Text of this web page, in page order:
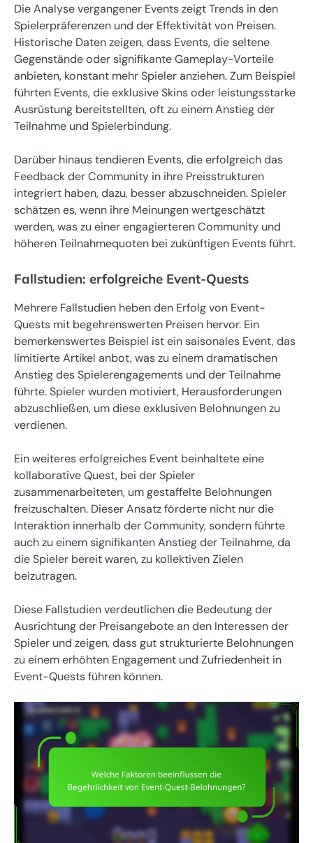
Die Analyse vergangener Events zeigt Trends in den
Spielerpräferenzen und der Effektivität von Preisen.
Historische Daten zeigen, dass Events, die seltene
Gegenstände oder signifikante Gameplay-Vorteile
anbieten, konstant mehr Spieler anziehen. Zum Beispiel
führten Events, die exklusive Skins oder leistungsstarke
Ausrüstung bereitstellten, oft zu einem Anstieg der
Teilnahme und Spielerbindung.
Darüber hinaus tendieren Events, die erfolgreich das
Feedback der Community in ihre Preisstrukturen
integriert haben, dazu, besser abzuschneiden. Spieler
schätzen es, wenn ihre Meinungen wertgeschätzt
werden, was zu einer engagierteren Community und
höheren Teilnahmequoten bei zukünftigen Events führt.
Fallstudien: erfolgreiche Event-Quests
Mehrere Fallstudien heben den Erfolg von Event-
Quests mit begehrenswerten Preisen hervor. Ein
bemerkenswertes Beispiel ist ein saisonales Event, das
limitierte Artikel anbot, was zu einem dramatischen
Anstieg des Spielerengagements und der Teilnahme
führte. Spieler wurden motiviert, Herausforderungen
abzuschließen, um diese exklusiven Belohnungen zu
verdienen.
Ein weiteres erfolgreiches Event beinhaltete eine
kollaborative Quest, bei der Spieler
zusammenarbeiteten, um gestaffelte Belohnungen
freizuschalten. Dieser Ansatz förderte nicht nur die
Interaktion innerhalb der Community, sondern führte
auch zu einem signifikanten Anstieg der Teilnahme, da
die Spieler bereit waren, zu kollektiven Zielen
beizutragen.
Diese Fallstudien verdeutlichen die Bedeutung der
Ausrichtung der Preisangebote an den Interessen der
Spieler und zeigen, dass gut strukturierte Belohnungen
zu einem erhöhten Engagement und Zufriedenheit in
Event-Quests führen können.